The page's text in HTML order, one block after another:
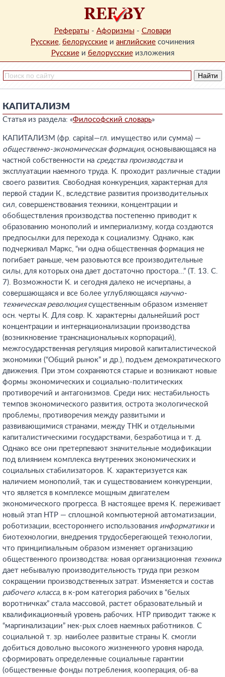
Рефераты - Афоризмы - Словари
Русские, белорусские и английские сочинения
Русскиеи белорусскиеизложения
КАПИТАЛИЗМ
Статья из раздела: «Философский словарь»
КАПИТАЛИЗМ (фр. capital—гл. имущество или сумма) —
общественно-экономическая формация, основывающаяся на
частной собственности на средства производстваи
эксплуатации наемного труда. К. проходит различные стадии
своего развития. Свободная конкуренция, характерная для
первой стадии К., вследствие развития производительных
сил, совершенствования техники, концентрации и
обобществления производства постепенно приводит к
образованию монополий и империализму, когда создаются
предпосылки для перехода к социализму. Однако, как
подчеркивал Маркс, “ни одна общественная формация не
погибает раньше, чем разовьются все производительные
силы, для которых она дает достаточно простора...” (Т. 13. С.
7). Возможности К. и сегодня далеко не исчерпаны, а
совершающаяся и все более углубляющаяся научно-
техническая революция существенным образом изменяет
осн. черты К. Для совр. К. характерны дальнейший рост
концентрации и интернационализации производства
(возникновение транснациональных корпораций),
межгосударственная регуляция мировой капиталистической
экономики (“Общий рынок” и др.), подъем демократического
движения. При этом сохраняются старые и возникают новые
формы экономических и социально-политических
противоречий и антагонизмов. Среди них: нестабильность
темпов экономического развития, острота экологической
проблемы, противоречия между развитыми и
развивающимися странами, между ТНК и отдельными
капиталистическими государствами, безработица и т. д.
Однако все они претерпевают значительные модификации
под влиянием комплекса внутренних экономических и
социальных стабилизаторов. К. характеризуется как
наличием монополий, так и существованием конкуренции,
что является в комплексе мощным двигателем
экономического прогресса. В настоящее время К. переживает
новый этап НТР — сплошной компьютерной автоматизации,
роботизации, всестороннего использования информатики и
биотехнологии, внедрения трудосберегающей технологии,
что принципиальным образом изменяет организацию
общественного производства: новая организационная техника
дает небывалую производительность труда при резком
сокращении производственных затрат. Изменяется и состав
рабочего класса, в к-ром категория рабочих в “белых
воротничках” стала массовой, растет образовательный и
квалификационный уровень рабочих. НТР приводит также к
“маргинализации” нек-рых слоев наемных работников. С
социальной т. зр. наиболее развитые страны К. смогли
добиться довольно высокого жизненного уровня народа,
сформировать определенные социальные гарантии
(общественные фонды потребления, кооперация, об-ва